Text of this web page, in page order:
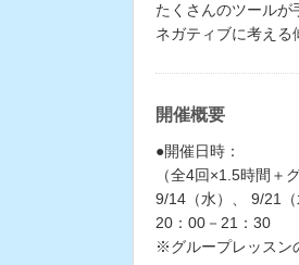
たくさんのツールが
ネガティブに考える
開催概要
●開催日時：
（全4回×1.5時間＋
9/14（水）、 9/21（
20：00－21：30
※グループレッスン